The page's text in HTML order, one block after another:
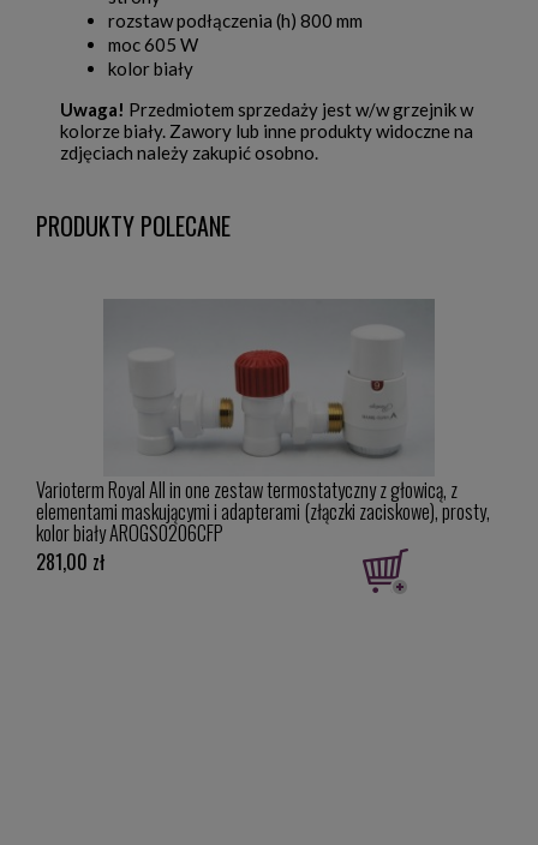
rozstaw podłączenia (h) 800 mm
moc 605 W
kolor biały
Uwaga! Przedmiotem sprzedaży jest w/w grzejnik w
kolorze biały. Zawory lub inne produkty widoczne na
zdjęciach należy zakupić osobno.
PRODUKTY POLECANE
Varioterm Royal All in one zestaw termostatyczny z głowicą, z
elementami maskującymi i adapterami (złączki zaciskowe), prosty,
kolor biały AROGS0206CFP
281,00 zł